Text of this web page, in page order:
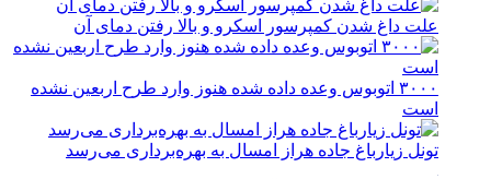
علت داغ شدن کمپرسور اسکرو و بالا رفتن دمای آن
۳۰۰۰ اتوبوس وعده داده شده هنوز وارد طرح اربعین نشده
است
تونل زیارباغ جاده هراز امسال به بهره‌برداری می‌رسد